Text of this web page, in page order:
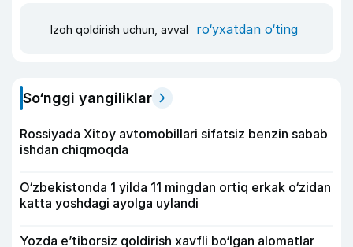
Izoh qoldirish uchun, avval ro‘yxatdan o‘ting
So‘nggi yangiliklar
Rossiyada Xitoy avtomobillari sifatsiz benzin sabab
ishdan chiqmoqda
O‘zbekistonda 1 yilda 11 mingdan ortiq erkak o‘zidan
katta yoshdagi ayolga uylandi
Yozda e’tiborsiz qoldirish xavfli bo‘lgan alomatlar